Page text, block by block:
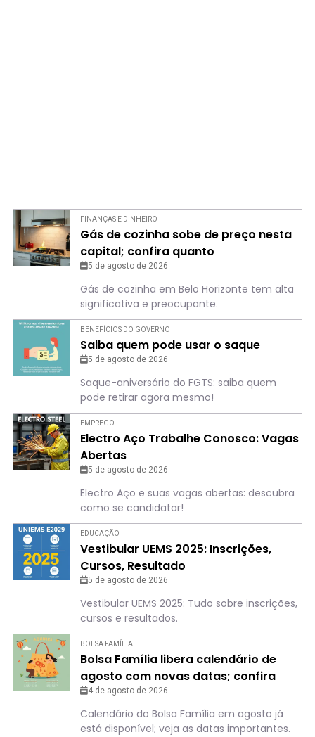
FINANÇAS E DINHEIRO
Gás de cozinha sobe de preço nesta
capital; confira quanto
5 de agosto de 2026
Gás de cozinha em Belo Horizonte tem alta
significativa e preocupante.
BENEFÍCIOS DO GOVERNO
Saiba quem pode usar o saque
5 de agosto de 2026
Saque-aniversário do FGTS: saiba quem
pode retirar agora mesmo!
EMPREGO
Electro Aço Trabalhe Conosco: Vagas
Abertas
5 de agosto de 2026
Electro Aço e suas vagas abertas: descubra
como se candidatar!
EDUCAÇÃO
Vestibular UEMS 2025: Inscrições,
Cursos, Resultado
5 de agosto de 2026
Vestibular UEMS 2025: Tudo sobre inscrições,
cursos e resultados.
BOLSA FAMÍLIA
Bolsa Família libera calendário de
agosto com novas datas; confira
para não perder o dia
4 de agosto de 2026
Calendário do Bolsa Família em agosto já
está disponível; veja as datas importantes.